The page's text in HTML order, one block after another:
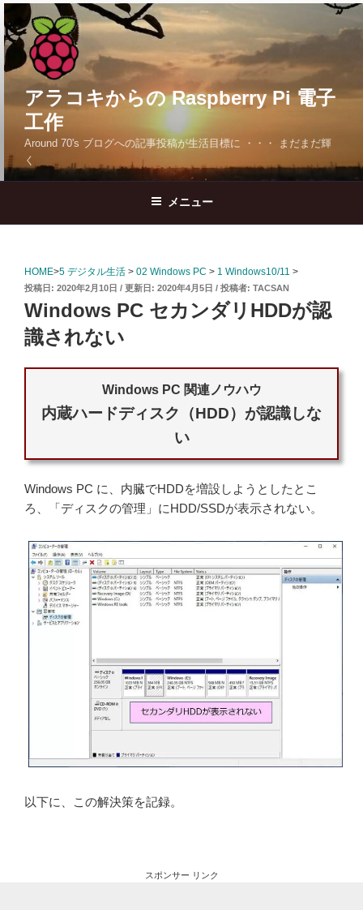
コ
ン
テ
ン
へ
ッ
プ
アラコキからの Raspberry Pi 電子
工作
Around 70's ブログへの記事投稿が生活目標に ・・・ まだまだ輝
く
メニュー
HOME>5 デジタル生活 > 02 Windows PC > 1 Windows10/11 >
投
稿
日:
2020年2月10日 2020年4月5日 投稿者: TACSAN
Windows PC セカンダリHDDが認
識されない
Windows PC 関連ノウハウ
内蔵ハードディスク（HDD）が認識しな
い
Windows PC に、内臓でHDDを増設しようとしたとこ
ろ、「ディスクの管理」にHDD/SSDが表示されない。
以下に、この解決策を記録。
スポンサー リンク